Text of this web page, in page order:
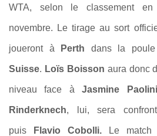
WTA, selon le classement
novembre. Le tirage au sort
joueront à Perth dans la
Suisse. Loïs Boisson aura donc
niveau face àJasmine
Rinderknech, lui, sera
puis Flavio Cobolli. Le